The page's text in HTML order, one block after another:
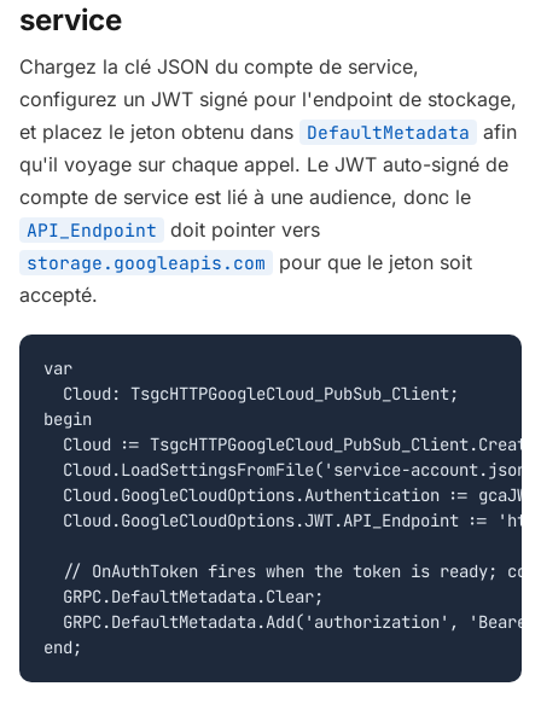
service
Chargez la clé JSON du compte de service,
configurez un JWT signé pour l'endpoint de stockage,
et placez le jeton obtenu dans
DefaultMetadata
afin
qu'il voyage sur chaque appel. Le JWT auto-signé de
compte de service est lié à une audience, donc le
API_Endpoint doit pointer vers
storage.googleapis.com
pour que le jeton soit
accepté.
var
  Cloud: TsgcHTTPGoogleCloud_PubSub_Client;
begin
Cloud :=
Cloud.LoadSettingsFromFile('service-
Cloud.GoogleCloudOptions.Authentication :=
Cloud.GoogleCloudOptions.JWT.API_Endpoint :=
// OnAuthToken fires when the token is ready;
  GRPC.DefaultMetadata.Clear;
GRPC.DefaultMetadata.Add('authorization',
end;